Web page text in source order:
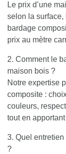
Le prix d’une
selon la
bardage
prix au mètre
2. Comment le
maison bois ?
Notre expertise
composite :
couleurs,
tout en
3. Quel
?